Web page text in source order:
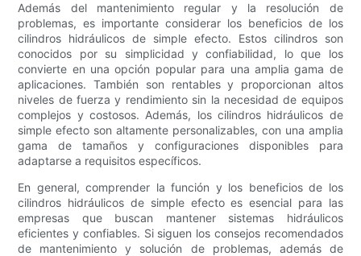
Además del mantenimiento regular y la resolución de
problemas, es importante considerar los beneficios de los
cilindros hidráulicos de simple efecto. Estos cilindros son
conocidos por su simplicidad y confiabilidad, lo que los
convierte en una opción popular para una amplia gama de
aplicaciones. También son rentables y proporcionan altos
niveles de fuerza y ​​rendimiento sin la necesidad de equipos
complejos y costosos. Además, los cilindros hidráulicos de
simple efecto son altamente personalizables, con una amplia
gama de tamaños y configuraciones disponibles para
adaptarse a requisitos específicos.
En general, comprender la función y los beneficios de los
cilindros hidráulicos de simple efecto es esencial para las
empresas que buscan mantener sistemas hidráulicos
eficientes y confiables. Si siguen los consejos recomendados
de mantenimiento y solución de problemas, además de